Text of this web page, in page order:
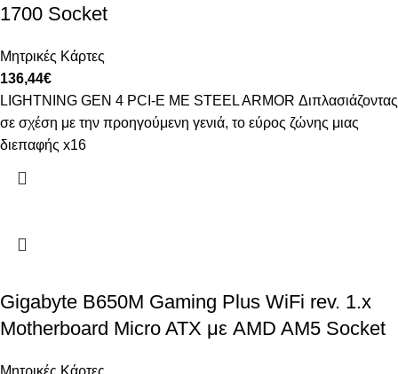
1700 Socket
Μητρικές Κάρτες
136,44€
LIGHTNING GEN 4 PCI-E ΜΕ STEEL ARMOR Διπλασιάζοντας
σε σχέση με την προηγούμενη γενιά, το εύρος ζώνης μιας
διεπαφής x16
Gigabyte B650M Gaming Plus WiFi rev. 1.x
Motherboard Micro ATX με AMD AM5 Socket